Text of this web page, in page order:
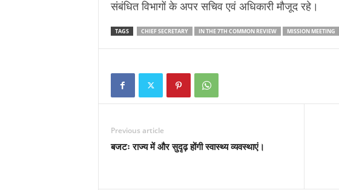
संबंधित विभागों के अपर सचिव एवं अधिकारी मौजूद रहे।
TAGS CHIEF SECRETARY IN THE 7TH COMMON REVIEW MISSION MEETING
Previous article
बजटः राज्य में और सुदृढ़ होंगी स्वास्थ्य व्यवस्थाएं।